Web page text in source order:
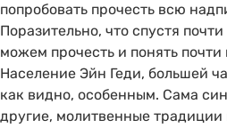
попробовать прочесть всю
Поразительно, что спустя
можем прочесть и понять
Население Эйн Геди, большей
как видно, особенным. Сама
другие, молитвенные